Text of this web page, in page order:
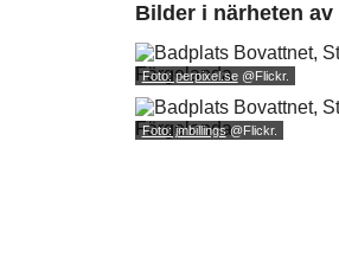
Bilder i närheten av
Foto: perpixel.se@Flickr.
Foto: jmbillings@Flickr.